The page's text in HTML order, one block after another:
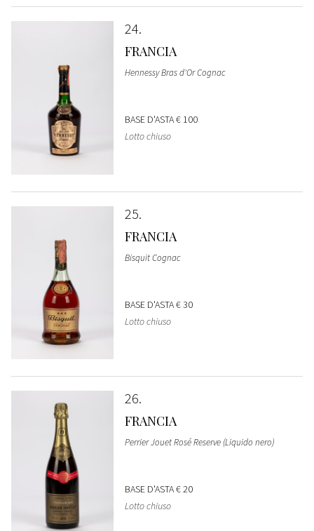
24
FRANCIA
Hennessy Bras d'Or Cognac
BASE D'ASTA€ 100
Lotto chiuso
25
FRANCIA
Bisquit Cognac
BASE D'ASTA€ 30
Lotto chiuso
26
FRANCIA
Perrier Jouet Rosé Reserve (Liquido nero)
BASE D'ASTA€ 20
Lotto chiuso